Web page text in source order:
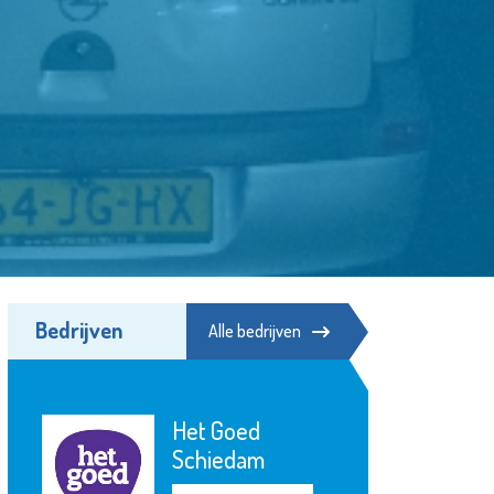
Bedrijven Alle bedrijven
MAES notarissen